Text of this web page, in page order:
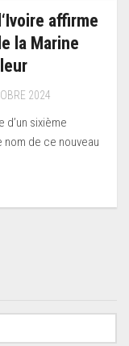
affirme
la Marine
2024
d’un sixième
nom de ce nouveau